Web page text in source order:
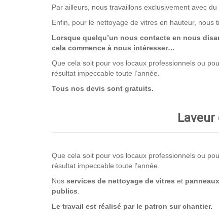
Par ailleurs, nous travaillons exclusivement avec
Enfin, pour le nettoyage de vitres en hauteur, nous
Lorsque quelqu’un nous contacte en nous
cela commence à nous intéresser…
Que cela soit pour vos locaux professionnels ou
résultat impeccable toute l’année.
Tous nos devis sont gratuits.
Que cela soit pour vos locaux professionnels ou
résultat impeccable toute l’année.
Nos services de nettoyage de vitres et
publics
Le travail est réalisé par le patron sur chantier.